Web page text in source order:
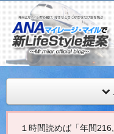
ANAマイレー
ANAマイレージを年間
見。
１時間読めば「年間